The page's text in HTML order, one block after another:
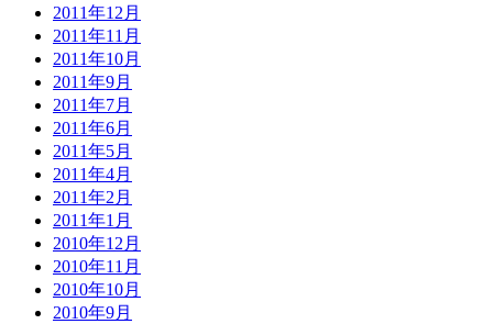
2011年12月
2011年11月
2011年10月
2011年9月
2011年7月
2011年6月
2011年5月
2011年4月
2011年2月
2011年1月
2010年12月
2010年11月
2010年10月
2010年9月